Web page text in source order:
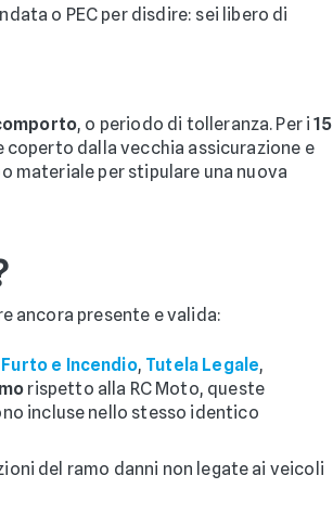
o PEC per disdire: sei libero di
, o periodo di tolleranza. Per i15
dalla vecchia assicurazione e
materiale per stipulare una nuova
ancora presente e valida:
Furto e Incendio, Tutela Legale,
rispetto alla RC Moto, queste
incluse nello stesso identico
del ramo danni non legate ai veicoli